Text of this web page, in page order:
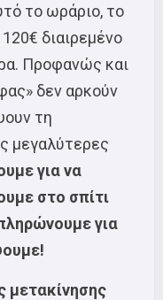
το ωράριο, το
διαιρεμένο
Προφανώς και
δεν αρκούν
τη
μεγαλύτερες
για να
στο σπίτι
για
μετακίνησης